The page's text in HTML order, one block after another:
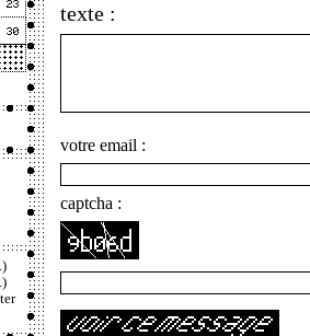
texte :
votre email :
captcha :